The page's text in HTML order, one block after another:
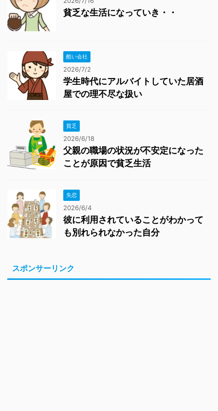
貧乏な生活になっていき・・
酷い会社
2026/7/2
学生時代にアルバイトしていた居酒
屋での理不尽な扱い
貧乏
2026/6/18
父親の職場の状況が不安定になった
ことが原因で貧乏生活
失恋
2026/6/4
彼に利用されていることがわかって
も別れられなかった自分
スポンサーリンク